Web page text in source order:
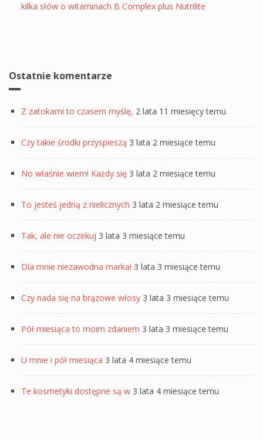
kilka słów o witaminach B Complex plus Nutrilite
Ostatnie komentarze
Z zatokami to czasem myślę, 2 lata 11 miesięcy temu
Czy takie środki przyspieszą 3 lata 2 miesiące temu
No właśnie wiem! Każdy się 3 lata 2 miesiące temu
To jesteś jedną z nielicznych 3 lata 2 miesiące temu
Tak, ale nie oczekuj 3 lata 3 miesiące temu
Dla mnie niezawodna marka! 3 lata 3 miesiące temu
Czy nada się na brązowe włosy 3 lata 3 miesiące temu
Pół miesiąca to moim zdaniem 3 lata 3 miesiące temu
U mnie i pół miesiąca 3 lata 4 miesiące temu
Te kosmetyki dostępne są w 3 lata 4 miesiące temu